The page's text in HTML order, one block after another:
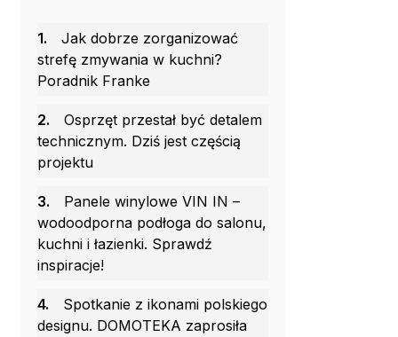
1.
Jak dobrze zorganizować
strefę zmywania w kuchni?
Poradnik Franke
2.
Osprzęt przestał być detalem
technicznym. Dziś jest częścią
projektu
3.
Panele winylowe VIN IN –
wodoodporna podłoga do salonu,
kuchni i łazienki. Sprawdź
inspiracje!
4.
Spotkanie z ikonami polskiego
designu. DOMOTEKA zaprosiła